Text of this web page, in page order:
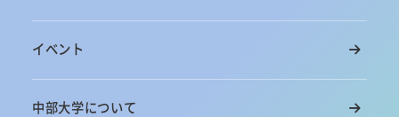
イベント
中部大学について